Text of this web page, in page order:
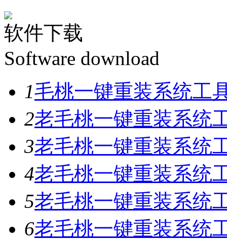
软件下载
Software download
1毛桃一键重装系统工
2老毛桃一键重装系统
3老毛桃一键重装系统
4老毛桃一键重装系统
5老毛桃一键重装系统
6老毛桃一键重装系统